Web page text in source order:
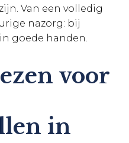
Van een volledig
nazorg: bij
goede handen.
voor
in